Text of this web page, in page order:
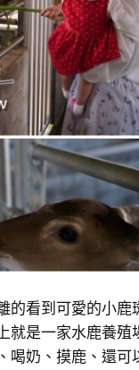
的看到可愛的小鹿
就是一家水鹿養
喝奶、摸鹿、還